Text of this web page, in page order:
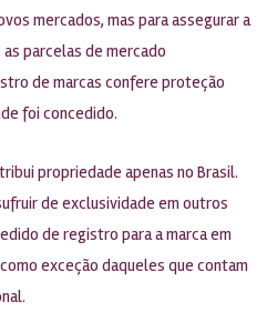
mercados, mas para assegurar a
parcelas de mercado
de marcas confere proteção
foi concedido.
propriedade apenas no Brasil.
de exclusividade em outros
de registro para a marca em
exceção daqueles que contam